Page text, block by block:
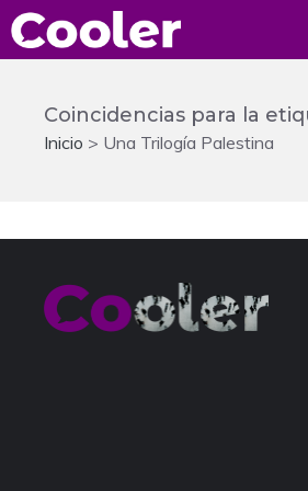
Saltar
al
Coincidencias para la
Inicio > Una Trilogía Palestina